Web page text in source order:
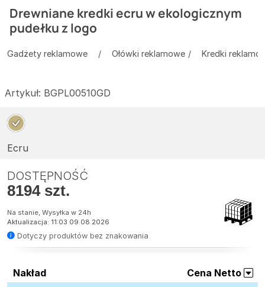
Drewniane kredki ecru w ekologicznym
pudełku z logo
Gadżety reklamowe Ołówki reklamowe Kredki
Artykuł: BGPL00510GD
Ecru
DOSTĘPNOŚĆ
8194 szt.
Na stanie, Wysyłka w 24h
Aktualizacja: 11:03 09.08.2026
Dotyczy produktów bez znakowania
Nakład
Cena Netto